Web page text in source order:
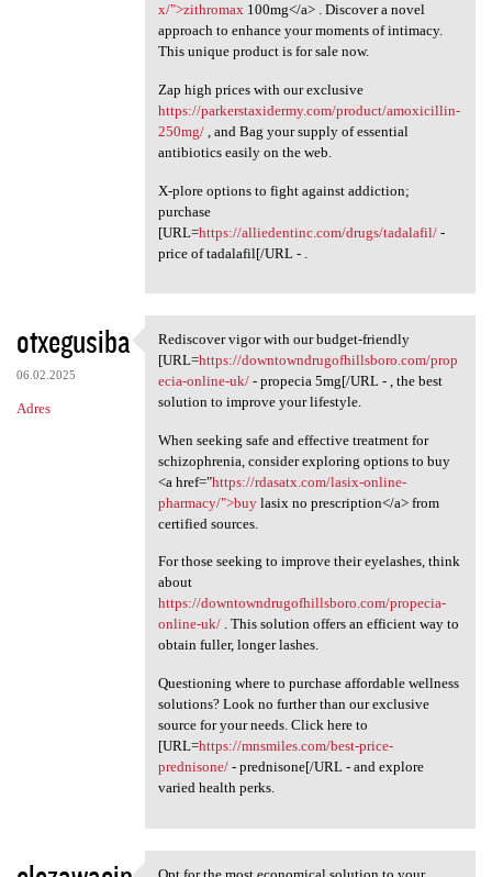
x/">zithromax100mg</a> . Discover a novel
approach to enhance your moments of intimacy.
This unique product is for sale now.
Zap high prices with our exclusive
https://parkerstaxidermy.com/product/amoxicillin-
250mg/, and Bag your supply of essential
antibiotics easily on the web.
X-plore options to fight against addiction;
purchase
[URL=https://alliedentinc.com/drugs/tadalafil/-
price of tadalafil[/URL - .
otxegusiba
06.02.2025
Adres
Rediscover vigor with our
Rediscover vigor with our budget-friendly
[URL=https://downtowndrugofhillsboro.com/prop
ecia-online-uk/- propecia 5mg[/URL - , the best
solution to improve your lifestyle.
When seeking safe and effective treatment for
schizophrenia, consider exploring options to buy
<a href="https://rdasatx.com/lasix-online-
pharmacy/">buylasix no prescription</a> from
certified sources.
For those seeking to improve their eyelashes, think
about
https://downtowndrugofhillsboro.com/propecia-
online-uk/. This solution offers an efficient way to
obtain fuller, longer lashes.
Questioning where to purchase affordable wellness
solutions? Look no further than our exclusive
source for your needs. Click here to
[URL=https://mnsmiles.com/best-price-
prednisone/- prednisone[/URL - and explore
varied health perks.